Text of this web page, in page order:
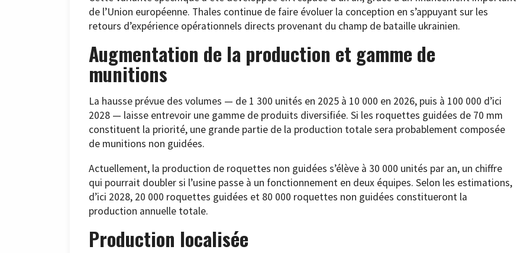
de l’Union européenne. Thales continue de faire évoluer la conception en s’appuyant sur les
retours d’expérience opérationnels directs provenant du champ de bataille ukrainien.
Augmentation de la production et gamme de
munitions
La hausse prévue des volumes — de 1 300 unités en 2025 à 10 000 en 2026, puis à 100 000 d’ici
2028 — laisse entrevoir une gamme de produits diversifiée. Si les roquettes guidées de 70 mm
constituent la priorité, une grande partie de la production totale sera probablement composée
de munitions non guidées.
Actuellement, la production de roquettes non guidées s’élève à 30 000 unités par an, un chiffre
qui pourrait doubler si l’usine passe à un fonctionnement en deux équipes. Selon les estimations,
d’ici 2028, 20 000 roquettes guidées et 80 000 roquettes non guidées constitueront la
production annuelle totale.
Production localisée